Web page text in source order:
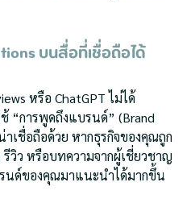
บนสื่อที่เชื่อถือได้
หรือ ChatGPT ไม่ได้
“การพูดถึงแบรนด์” (Brand
เชื่อถือด้วย หากธุรกิจของคุณถูก
รีวิว หรือบทความจากผู้เชี่ยวชาญ
นด์ของคุณมาแนะนำได้มากขึ้น